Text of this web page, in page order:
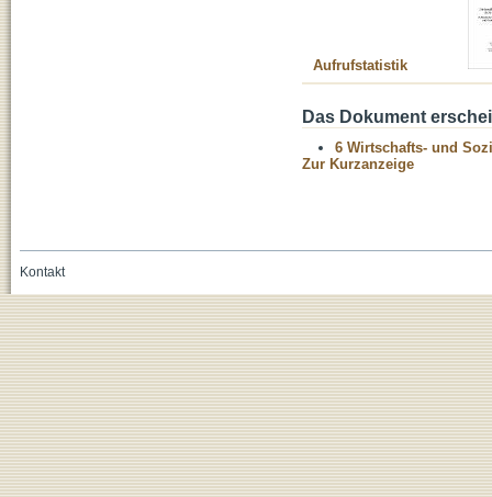
Aufrufstatistik
Das Dokument
6 Wirtschafts- und
Zur Kurzanzeige
Kontakt